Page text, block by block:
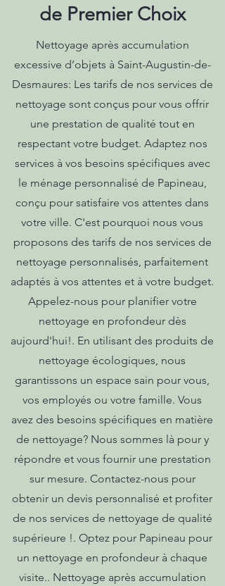
de Premier Choix
Nettoyage après accumulation
excessive d’objets à Saint-Augustin-de-
Desmaures: Les tarifs de nos services de
nettoyage sont conçus pour vous offrir
une prestation de qualité tout en
respectant votre budget. Adaptez nos
services à vos besoins spécifiques avec
le ménage personnalisé de Papineau,
conçu pour satisfaire vos attentes dans
votre ville. C'est pourquoi nous vous
proposons des tarifs de nos services de
nettoyage personnalisés, parfaitement
adaptés à vos attentes et à votre budget.
Appelez-nous pour planifier votre
nettoyage en profondeur dès
aujourd'hui!. En utilisant des produits de
nettoyage écologiques, nous
garantissons un espace sain pour vous,
vos employés ou votre famille. Vous
avez des besoins spécifiques en matière
de nettoyage? Nous sommes là pour y
répondre et vous fournir une prestation
sur mesure. Contactez-nous pour
obtenir un devis personnalisé et profiter
de nos services de nettoyage de qualité
supérieure !. Optez pour Papineau pour
un nettoyage en profondeur à chaque
visite.. Nettoyage après accumulation